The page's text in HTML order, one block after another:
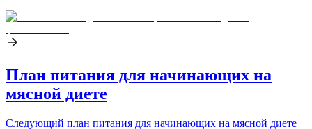
План питания для начинающих на
мясной диете
Следующий план питания для начинающих на мясной диете